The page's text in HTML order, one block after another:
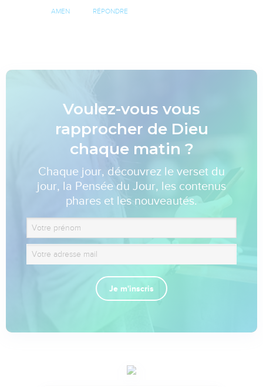
AMEN RÉPONDRE
Voulez-vous vous
rapprocher de Dieu
chaque matin ?
Chaque jour, découvrez le verset du
jour, la Pensée du Jour, les contenus
phares et les nouveautés.
Je m'inscris